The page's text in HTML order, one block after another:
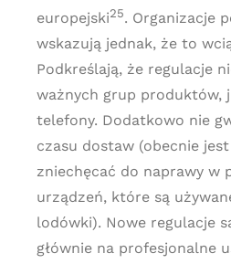
europejski25. Organizacje
wskazują jednak, że to
Podkreślają, że regulacje
ważnych grup produktów,
telefony. Dodatkowo nie
czasu dostaw (obecnie
zniechęcać do naprawy w
urządzeń, które są
lodówki). Nowe regulacje
głównie na profesjonalne